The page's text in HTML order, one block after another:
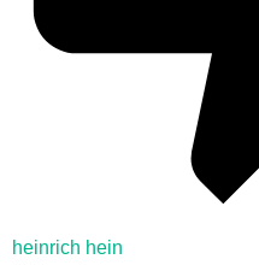
heinrich hein